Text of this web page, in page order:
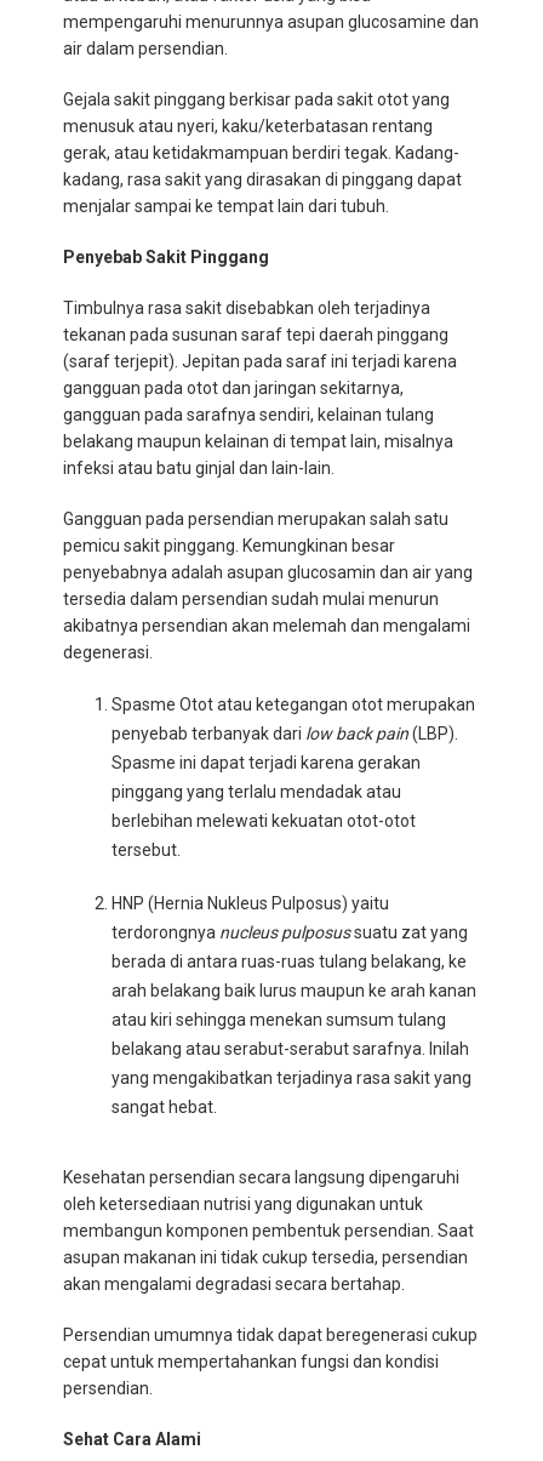
mempengaruhi menurunnya asupan glucosamine dan
air dalam persendian.
Gejala sakit pinggang berkisar pada sakit otot yang
menusuk atau nyeri, kaku/keterbatasan rentang
gerak, atau ketidakmampuan berdiri tegak. Kadang-
kadang, rasa sakit yang dirasakan di pinggang dapat
menjalar sampai ke tempat lain dari tubuh.
Penyebab Sakit Pinggang
Timbulnya rasa sakit disebabkan oleh terjadinya
tekanan pada susunan saraf tepi daerah pinggang
(saraf terjepit). Jepitan pada saraf ini terjadi karena
gangguan pada otot dan jaringan sekitarnya,
gangguan pada sarafnya sendiri, kelainan tulang
belakang maupun kelainan di tempat lain, misalnya
infeksi atau batu ginjal dan lain-lain.
Gangguan pada persendian merupakan salah satu
pemicu sakit pinggang. Kemungkinan besar
penyebabnya adalah asupan glucosamin dan air yang
tersedia dalam persendian sudah mulai menurun
akibatnya persendian akan melemah dan mengalami
degenerasi.
Spasme Otot atau ketegangan otot merupakan
penyebab terbanyak dari low back pain(LBP).
Spasme ini dapat terjadi karena gerakan
pinggang yang terlalu mendadak atau
berlebihan melewati kekuatan otot-otot
tersebut.
HNP (Hernia Nukleus Pulposus) yaitu
terdorongnya nucleus pulposussuatu zat yang
berada di antara ruas-ruas tulang belakang, ke
arah belakang baik lurus maupun ke arah kanan
atau kiri sehingga menekan sumsum tulang
belakang atau serabut-serabut sarafnya. Inilah
yang mengakibatkan terjadinya rasa sakit yang
sangat hebat.
Kesehatan persendian secara langsung dipengaruhi
oleh ketersediaan nutrisi yang digunakan untuk
membangun komponen pembentuk persendian. Saat
asupan makanan ini tidak cukup tersedia, persendian
akan mengalami degradasi secara bertahap.
Persendian umumnya tidak dapat beregenerasi cukup
cepat untuk mempertahankan fungsi dan kondisi
persendian.
Sehat Cara Alami